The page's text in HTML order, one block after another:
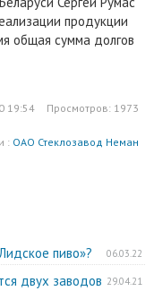
продукции
общая сумма долгов
19:54 Просмотров: 1973
: ОАО Стеклозавод Неман
06.03.22
пиво»?
29.04.21
двух заводов